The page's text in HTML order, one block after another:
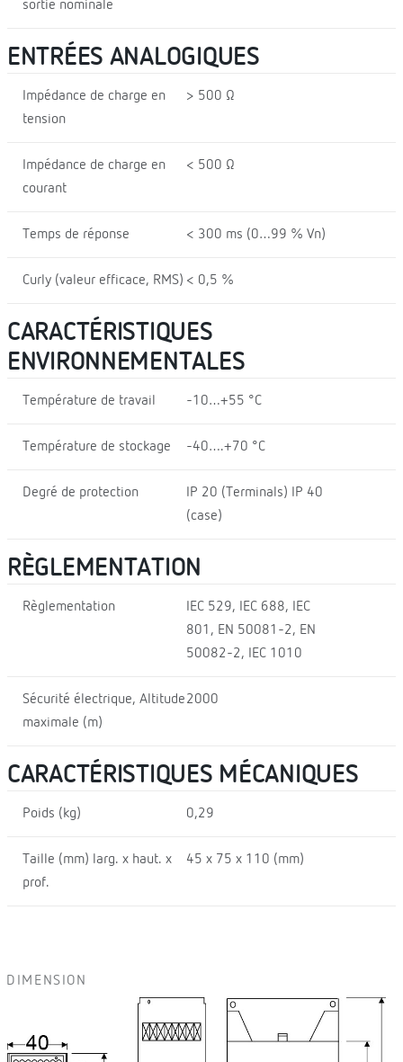
sortie nominale
ENTRÉES ANALOGIQUES
Impédance de charge en
tension
> 500 Ω
Impédance de charge en
courant
< 500 Ω
Temps de réponse < 300 ms (0…99 % Vn)
Curly (valeur efficace, RMS) < 0,5 %
CARACTÉRISTIQUES
ENVIRONNEMENTALES
Température de travail -10…+55 °C
Température de stockage -40….+70 °C
Degré de protection
IP 20 (Terminals) IP 40
(case)
RÈGLEMENTATION
Règlementation
IEC 529, IEC 688, IEC
801, EN 50081-2, EN
50082-2, IEC 1010
Sécurité électrique, Altitude
maximale (m)
2000
CARACTÉRISTIQUES MÉCANIQUES
Poids (kg) 0,29
Taille (mm) larg. x haut. x
prof.
45 x 75 x 110 (mm)
DIMENSION